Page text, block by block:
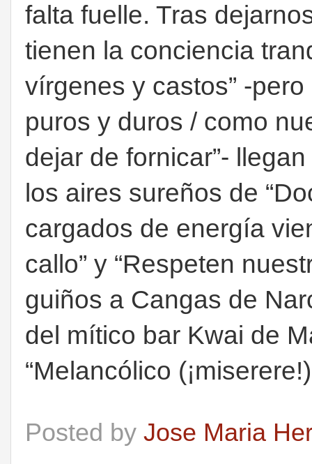
falta fuelle. Tras
tienen la conciencia
vírgenes y castos” -
puros y duros / como
dejar de fornicar”-
los aires sureños de
cargados de energía
callo” y “Respeten
guiños a Cangas de
del mítico bar Kwai de
“Melancólico
Posted by Jose Maria